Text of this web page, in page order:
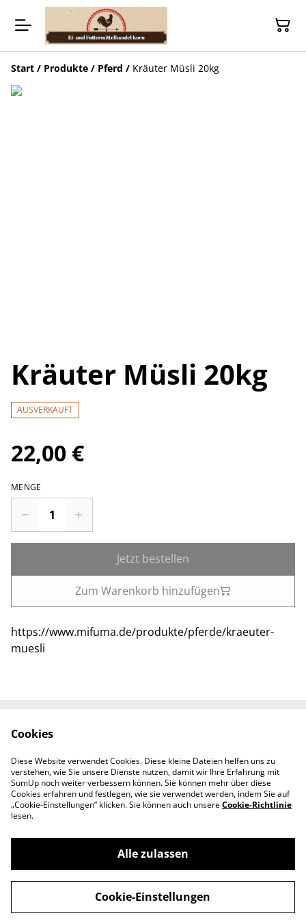
Start / Produkte / Pferd / Kräuter Müsli 20kg
Kräuter Müsli 20kg
AUSVERKAUFT
22,00 €
MENGE
Jetzt bestellen
Zum Warenkorb hinzufügen
https://www.mifuma.de/produkte/pferde/kraeuter-
muesli
Kontaktieren Sie uns
Datenschutzbestimm
ungen von SumUp
Cookie-Richtlinie
©2026Ei- und Futtermittelhandel Korn
powered by
Cookies
Diese Website verwendet Cookies. Diese kleine Dateien helfen uns zu
verstehen, wie Sie unsere Dienste nutzen, damit wir Ihre Erfahrung mit
SumUp noch weiter verbessern können. Sie können mehr über diese
Cookies erfahren und festlegen, wie sie verwendet werden, indem Sie auf
„Cookie-Einstellungen” klicken. Sie können auch unsereCookie-Richtlinie
lesen.
Alle zulassen
Cookie-Einstellungen